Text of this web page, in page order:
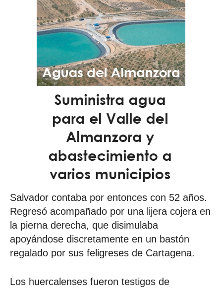
Salvador contaba por entonces con 52 años.
Regresó acompañado por una lijera cojera en
la pierna derecha, que disimulaba
apoyándose discretamente en un bastón
regalado por sus feligreses de Cartagena.
Los huercalenses fueron testigos de